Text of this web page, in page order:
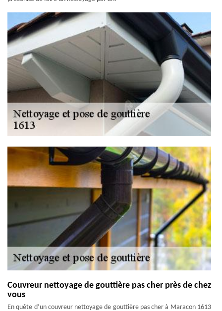
Couvreur nettoyage de gouttière pas cher près de chez
vous
En quête d’un couvreur nettoyage de gouttière pas cher à Maracon 1613